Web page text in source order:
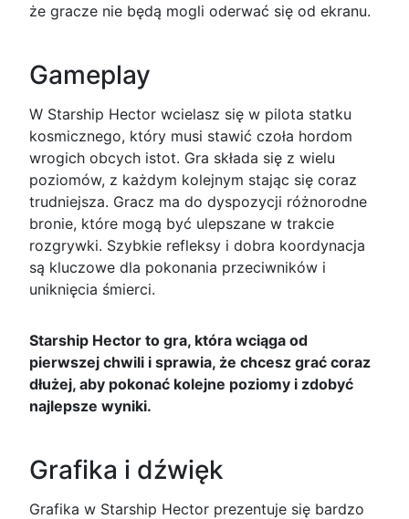
że gracze nie będą mogli oderwać się od ekranu.
Gameplay
W Starship Hector wcielasz się w pilota statku
kosmicznego, który musi stawić czoła hordom
wrogich obcych istot. Gra składa się z wielu
poziomów, z każdym kolejnym stając się coraz
trudniejsza. Gracz ma do dyspozycji różnorodne
bronie, które mogą być ulepszane w trakcie
rozgrywki. Szybkie refleksy i dobra koordynacja
są kluczowe dla pokonania przeciwników i
uniknięcia śmierci.
Starship Hector to gra, która wciąga od
pierwszej chwili i sprawia, że chcesz grać coraz
dłużej, aby pokonać kolejne poziomy i zdobyć
najlepsze wyniki.
Grafika i dźwięk
Grafika w Starship Hector prezentuje się bardzo